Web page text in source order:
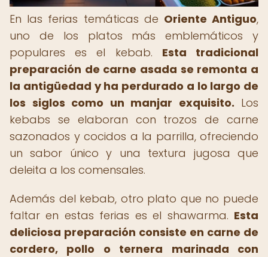
En las ferias temáticas de Oriente Antiguo,
uno de los platos más emblemáticos y
populares es el kebab. Esta tradicional
preparación de carne asada se remonta a
la antigüedad y ha perdurado a lo largo de
los siglos como un manjar exquisito. Los
kebabs se elaboran con trozos de carne
sazonados y cocidos a la parrilla, ofreciendo
un sabor único y una textura jugosa que
deleita a los comensales.
Además del kebab, otro plato que no puede
faltar en estas ferias es el shawarma. Esta
deliciosa preparación consiste en carne de
cordero, pollo o ternera marinada con